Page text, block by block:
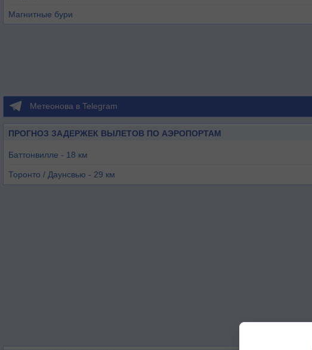
Магнитные бури
Метеонова в Telegram
ПРОГНОЗ ЗАДЕРЖЕК ВЫЛЕТОВ ПО АЭРОПОРТАМ
Баттонвилле - 18 км
Торонто / Даунсвью - 29 км